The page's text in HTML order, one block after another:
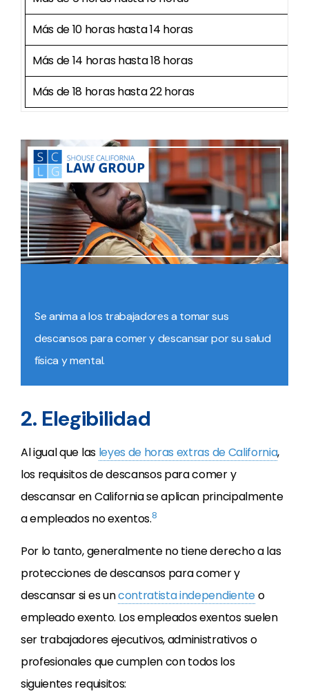
Más de 10 horas hasta 14 horas
Más de 14 horas hasta 18 horas
Más de 18 horas hasta 22 horas
Se anima a los trabajadores a tomar sus
descansos para comer y descansar por su salud
física y mental.
2. Elegibilidad
Al igual que las leyes de horas extras de California,
los requisitos de descansos para comer y
descansar en California se aplican principalmente
a empleados no exentos.8
Por lo tanto, generalmente no tiene derecho a las
protecciones de descansos para comer y
descansar si es uncontratista independienteo
empleado exento. Los empleados exentos suelen
ser trabajadores ejecutivos, administrativos o
profesionales que cumplen con todos los
siguientes requisitos: